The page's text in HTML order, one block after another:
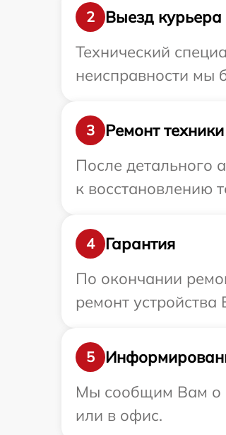
2
Выезд курьера
Технический
неисправности мы
3
Ремонт техники
После детального
к восстановлению
4
Гарантия
По окончании
ремонт
5
Мы сообщим Вам о
или в офис.